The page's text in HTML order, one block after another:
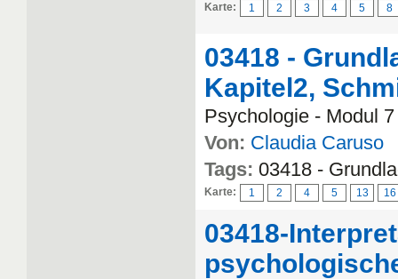
Karte: 1 2 3 4 5 8
03418 -
Kapitel2,
Psychologie - Modul
Von: Claudia Caruso
Tags: 03418 -
Karte: 1 2 4 5 13 16
03418-